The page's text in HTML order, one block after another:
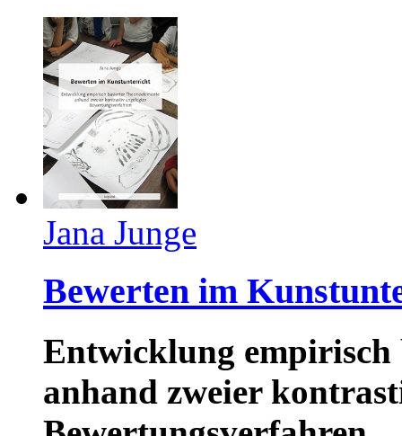
Jana Junge
Bewerten im
Entwicklung empirisch
anhand zweier